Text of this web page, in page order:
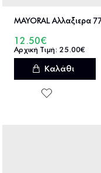
12.50€
25.00€
Καλάθι